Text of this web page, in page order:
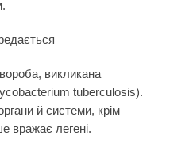
викликана
tuberculosis).
й системи, крім
вражає легені.